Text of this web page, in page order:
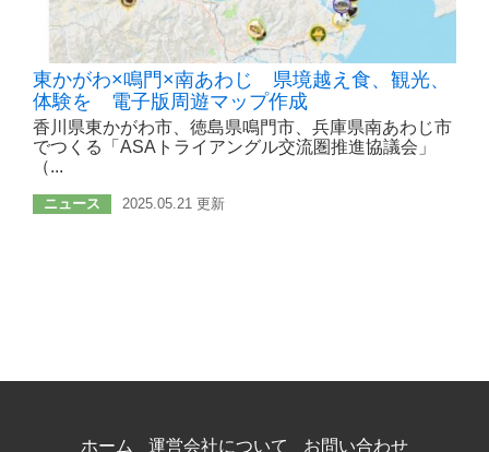
東かがわ×鳴門×南あわじ 県境越え食、観光、
体験を 電子版周遊マップ作成
香川県東かがわ市、徳島県鳴門市、兵庫県南あわじ市
でつくる「ASAトライアングル交流圏推進協議会」
（...
ニュース 2025.05.21 更新
ホーム 運営会社について お問い合わせ